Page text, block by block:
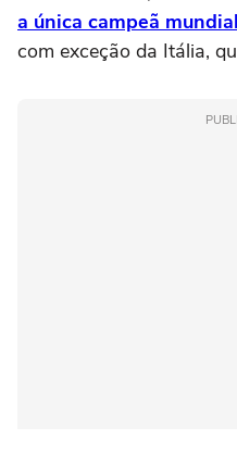
a única campeã
com exceção da Itália,